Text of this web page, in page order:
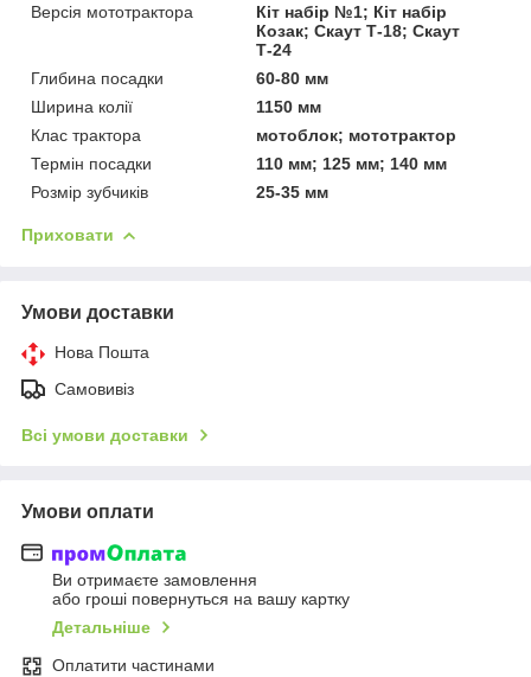
Версія мототрактора
Кіт набір №1; Кіт набір
Козак; Скаут Т-18; Скаут
Т-24
Глибина посадки
60-80 мм
Ширина колії
1150 мм
Клас трактора
мотоблок; мототрактор
Термін посадки
110 мм; 125 мм; 140 мм
Розмір зубчиків
25-35 мм
Приховати
Умови доставки
Нова Пошта
Самовивіз
Всі умови доставки
Умови оплати
Ви отримаєте замовлення
або гроші повернуться на вашу картку
Детальніше
Оплатити частинами